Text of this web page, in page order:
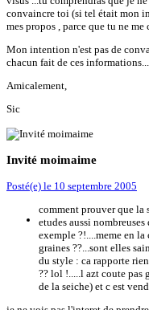
convaincre toi (si tel était mon
mes propos , parce que tu ne me
Mon intention n'est pas de
chacun fait de ces
Amicalement,
Sic
Invité moimaime
Posté(e) le 10 septembre 2005
comment prouver que la
etudes aussi
exemple ?!....meme en
graines ??...sont elles
du style : ca rapporte
?? lol !.....l azt coute pas
de la seiche) et c est